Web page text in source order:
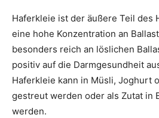
Haferkleie ist der äußere Teil des
eine hohe Konzentration an
besonders reich an löslichen
positiv auf die Darmgesundheit
Haferkleie kann in Müsli, Joghurt
gestreut werden oder als Zutat in
werden.